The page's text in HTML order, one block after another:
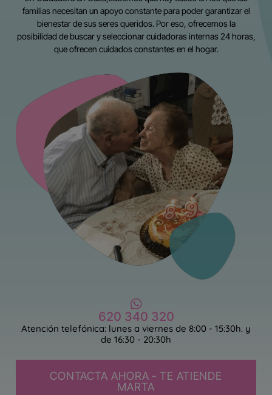
familias necesitan un apoyo constante para poder garantizar el
bienestar de sus seres queridos. Por eso, ofrecemos la
posibilidad de buscar y seleccionar cuidadoras internas 24 horas,
que ofrecen cuidados constantes en el hogar.
620 340 320
Atención telefónica: lunes a viernes de 8:00 - 15:30h. y
de 16:30 - 20:30h
CONTACTA AHORA - TE ATIENDE
MARTA